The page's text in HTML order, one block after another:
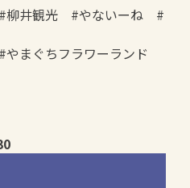
井観光 #やないーね #
まぐちフラワーランド